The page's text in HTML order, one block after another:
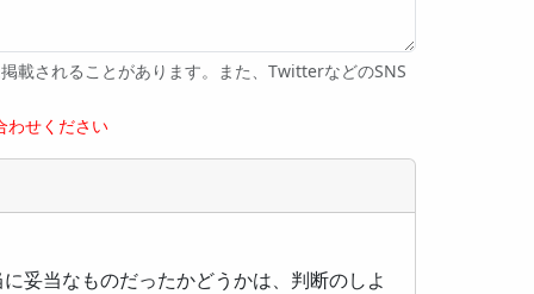
載されることがあります。また、TwitterなどのSNS
わせください
妥当なものだったかどうかは、判断のしよ